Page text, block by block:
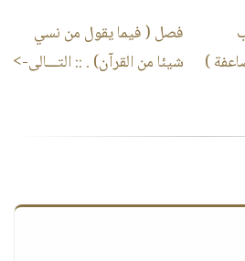
)
فصل ( فيما يقول من نسي
شيئا من القرآن) . :: التـــالى->